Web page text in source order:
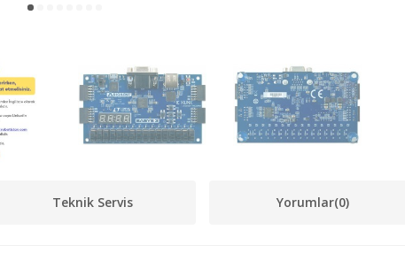
Teknik Servis Yorumlar(0)